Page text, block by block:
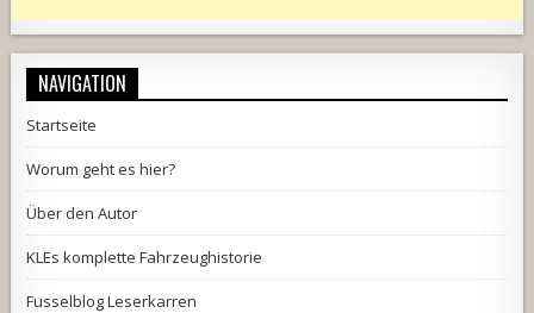
NAVIGATION
Startseite
Worum geht es hier?
Über den Autor
KLEs komplette Fahrzeughistorie
Fusselblog Leserkarren